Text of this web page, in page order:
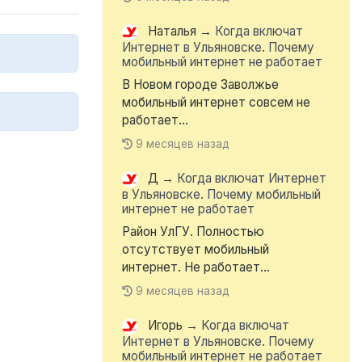
Наталья → Когда включат
Интернет в Ульяновске. Почему
мобильный интернет не работает
В Новом городе Заволжье
мобильный интернет совсем не
работает...
9 месяцев назад
Д → Когда включат Интернет
в Ульяновске. Почему мобильный
интернет не работает
Район УлГУ. Полностью
отсутствует мобильный
интернет. Не работает...
9 месяцев назад
Игорь → Когда включат
Интернет в Ульяновске. Почему
мобильный интернет не работает